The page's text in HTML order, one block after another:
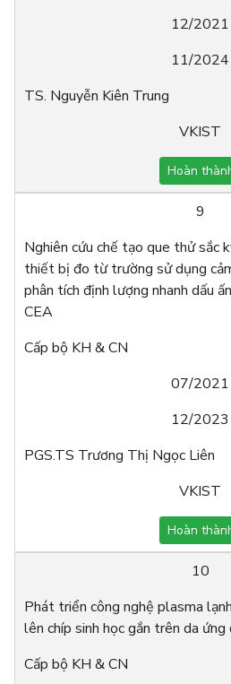
12/2021
11/2024
TS. Nguyễn Kiên Trung
VKIST
Hoàn
9
Nghiên cứu chế tạo que thử sắc
thiết bị đo từ trường sử dụng
phân tích định lượng nhanh dấu
CEA
Cấp bộ KH & CN
07/2021
12/2023
PGS.TS Trương Thị Ngọc Liên
VKIST
Hoàn
10
Phát triển công nghệ plasma
lên chíp sinh học gắn trên da
Cấp bộ KH & CN